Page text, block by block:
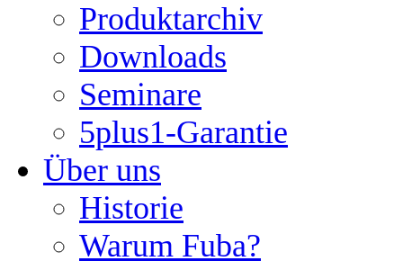
Produktarchiv
Downloads
Seminare
5plus1-Garantie
Über uns
Historie
Warum Fuba?